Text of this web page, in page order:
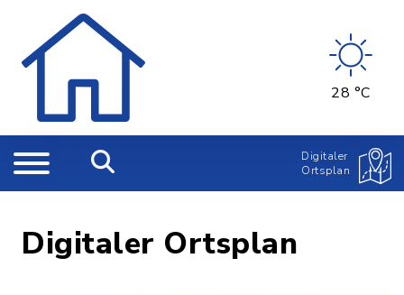
28 °C
Digitaler
Ortsplan
Digitaler Ortsplan